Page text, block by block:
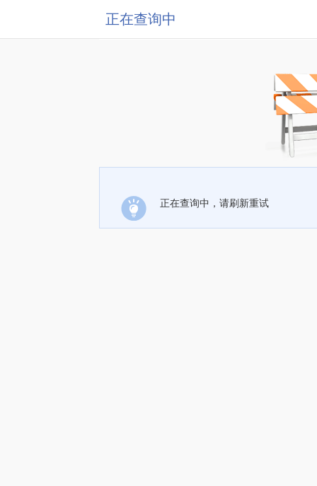
正在查询中
正在查询中，请刷新重试